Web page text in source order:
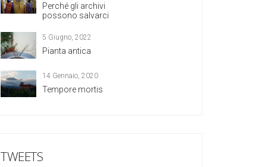
Perché gli archivi
possono salvarci
5 Giugno, 2022
Pianta antica
14 Gennaio, 2020
Tempore mortis
TWEETS